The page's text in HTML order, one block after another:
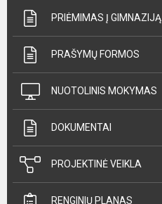
PRIĖMIMAS Į GIMNAZIJĄ
PRAŠYMŲ FORMOS
NUOTOLINIS MOKYMAS
DOKUMENTAI
PROJEKTINĖ VEIKLA
RENGINIŲ PLANAS